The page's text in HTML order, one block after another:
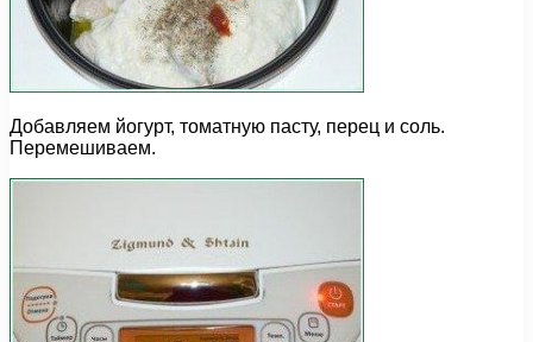
Добавляем йогурт, томатную пасту, перец и соль.
Перемешиваем.